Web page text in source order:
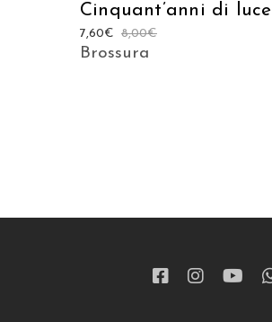
Cinquant’anni di luce
8,00€
7,60€
Brossura